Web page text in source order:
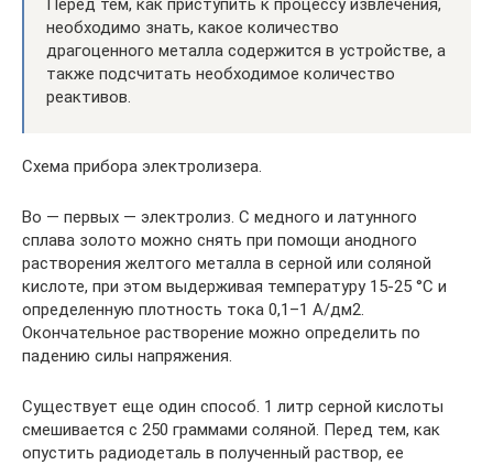
Перед тем, как приступить к процессу извлечения,
необходимо знать, какое количество
драгоценного металла содержится в устройстве, а
также подсчитать необходимое количество
реактивов.
Схема прибора электролизера.
Во — первых — электролиз. С медного и латунного
сплава золото можно снять при помощи анодного
растворения желтого металла в серной или соляной
кислоте, при этом выдерживая температуру 15-25 °С и
определенную плотность тока 0,1–1 А/дм2.
Окончательное растворение можно определить по
падению силы напряжения.
Существует еще один способ. 1 литр серной кислоты
смешивается с 250 граммами соляной. Перед тем, как
опустить радиодеталь в полученный раствор, ее